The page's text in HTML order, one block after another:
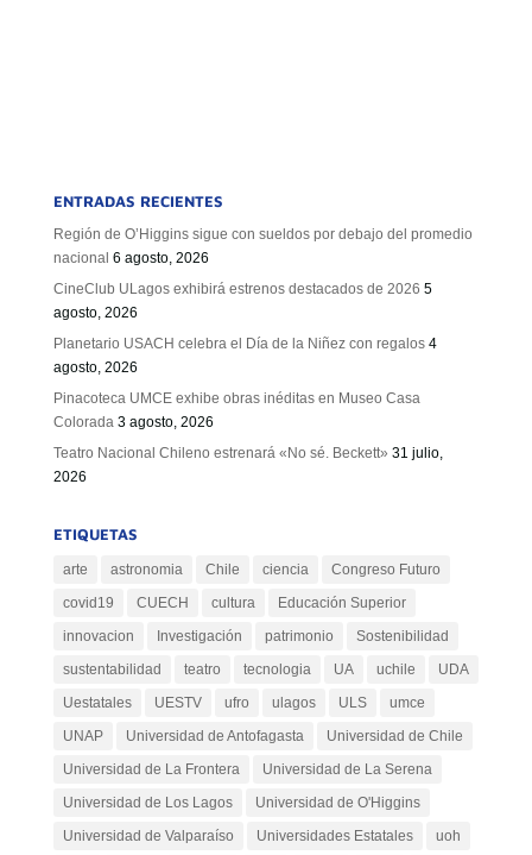
ENTRADAS RECIENTES
Región de O’Higgins sigue con sueldos por debajo del promedio
nacional 6 agosto, 2026
CineClub ULagos exhibirá estrenos destacados de 2026 5
agosto, 2026
Planetario USACH celebra el Día de la Niñez con regalos 4
agosto, 2026
Pinacoteca UMCE exhibe obras inéditas en Museo Casa
Colorada 3 agosto, 2026
Teatro Nacional Chileno estrenará «No sé. Beckett» 31 julio,
2026
ETIQUETAS
arte astronomia Chile ciencia
Congreso Futuro
covid19
CUECH cultura
Educación Superior
innovacion
Investigación patrimonio
Sostenibilidad
sustentabilidad
teatro tecnologia UA uchile
UDA
Uestatales
UESTV ufro ulagos ULS
umce
UNAP
Universidad de Antofagasta
Universidad de Chile
Universidad de La Frontera
Universidad de La Serena
Universidad de Los Lagos
Universidad de O'Higgins
Universidad de Valparaíso
Universidades Estatales
uoh